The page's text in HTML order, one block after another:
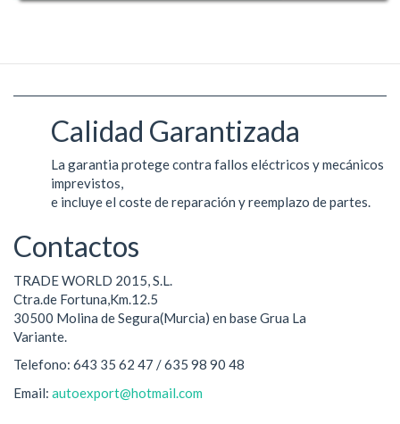
Calidad Garantizada
La garantia protege contra fallos eléctricos y mecánicos
imprevistos,
e incluye el coste de reparación y reemplazo de partes.
Contactos
TRADE WORLD 2015, S.L.
Ctra.de Fortuna,Km.12.5
30500 Molina de Segura(Murcia) en base Grua La
Variante.
Telefono: 643 35 62 47 / 635 98 90 48
Email: autoexport@hotmail.com